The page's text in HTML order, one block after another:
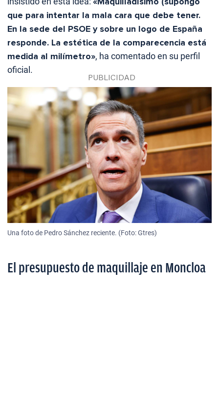
que para intentar la mala cara que debe tener.
En la sede del PSOE y sobre un logo de España
responde. La estética de la comparecencia está
medida al milímetro», ha comentado en su perfil
oficial.
Una foto de Pedro Sánchez reciente. (Foto: Gtres)
El presupuesto de maquillaje en Moncloa